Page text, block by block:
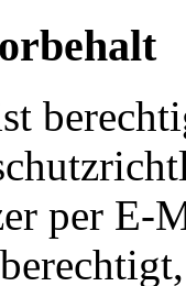
per E-